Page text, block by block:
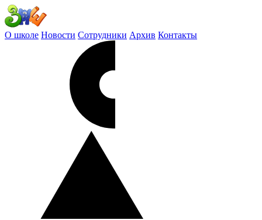
О школе Новости Сотрудники Архив Контакты